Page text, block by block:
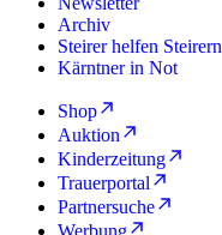
Archiv
Steirer helfen Steirern
Kärntner in Not
Shop
Auktion
Kinderzeitung
Trauerportal
Partnersuche
Werbung